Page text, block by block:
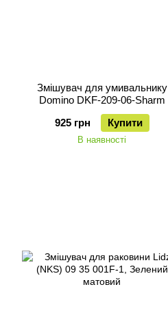
Змішувач для умивальнику
Domino DKF-209-06-Sharm
925 грн
Купити
В наявності